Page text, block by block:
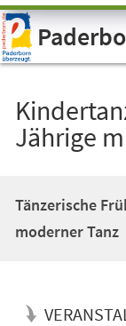
Visuelle
Assistenzsoftware
öffnen.
Jährige
Tänzerische
moderner Tanz